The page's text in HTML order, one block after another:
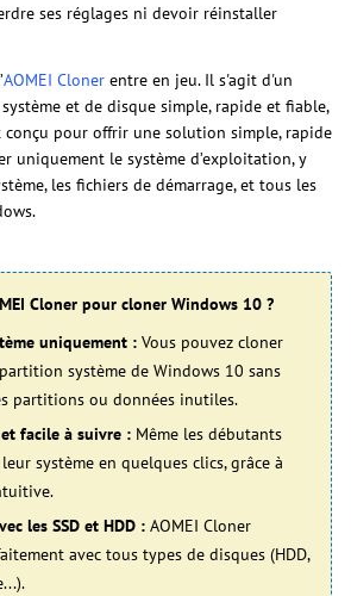
ses réglages ni devoir réinstaller
AOMEI Cloner entre en jeu. Il s'agit d'un
et de disque simple, rapide et fiable,
conçu pour offrir une solution simple, rapide
uniquement le système d’exploitation, y
les fichiers de démarrage, et tous les
Cloner pour cloner Windows 10 ?
uniquement : Vous pouvez cloner
système de Windows 10 sans
partitions ou données inutiles.
facile à suivre : Même les débutants
système en quelques clics, grâce à
les SSD et HDD : AOMEI Cloner
avec tous types de disques (HDD,